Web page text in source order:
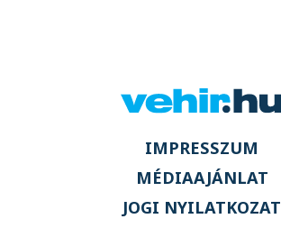
IMPRESSZUM
MÉDIAAJÁNLAT
JOGI NYILATKOZAT